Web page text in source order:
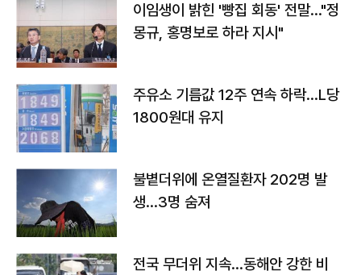
이임생이 밝힌 '빵집 회동' 전말…"정
몽규, 홍명보로 하라 지시"
주유소 기름값 12주 연속 하락…L당
1800원대 유지
불볕더위에 온열질환자 202명 발
생…3명 숨져
전국 무더위 지속…동해안 강한 비